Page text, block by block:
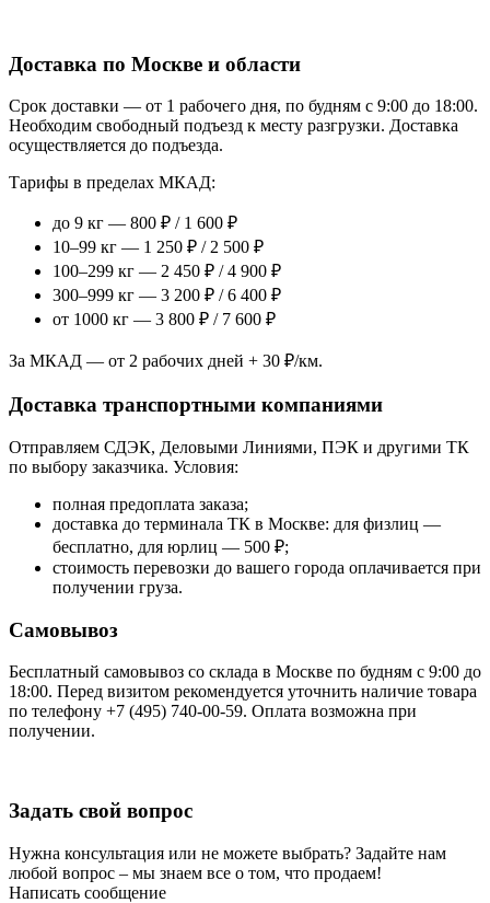
Доставка по Москве и области
Срок доставки — от 1 рабочего дня, по будням с 9:00 до 18:00.
Необходим свободный подъезд к месту разгрузки. Доставка
осуществляется до подъезда.
Тарифы в пределах МКАД:
до 9 кг — 800 ₽ / 1 600 ₽
10–99 кг — 1 250 ₽ / 2 500 ₽
100–299 кг — 2 450 ₽ / 4 900 ₽
300–999 кг — 3 200 ₽ / 6 400 ₽
от 1000 кг — 3 800 ₽ / 7 600 ₽
За МКАД — от 2 рабочих дней + 30 ₽/км.
Доставка транспортными компаниями
Отправляем СДЭК, Деловыми Линиями, ПЭК и другими ТК
по выбору заказчика. Условия:
полная предоплата заказа;
доставка до терминала ТК в Москве: для физлиц —
бесплатно, для юрлиц — 500 ₽;
стоимость перевозки до вашего города оплачивается при
получении груза.
Самовывоз
Бесплатный самовывоз со склада в Москве по будням с 9:00 до
18:00. Перед визитом рекомендуется уточнить наличие товара
по телефону +7 (495) 740-00-59. Оплата возможна при
получении.
Задать свой вопрос
Нужна консультация или не можете выбрать? Задайте нам
любой вопрос – мы знаем все о том, что продаем!
Написать сообщение